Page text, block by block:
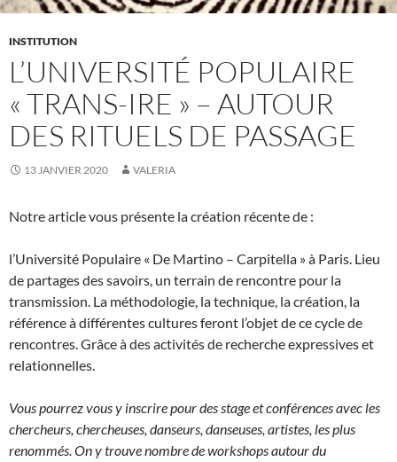
INSTITUTION
L’UNIVERSITÉ POPULAIRE
« TRANS-IRE » – AUTOUR
DES RITUELS DE PASSAGE
13 JANVIER 2020 VALERIA
Notre article vous présente la création récente de :
l’Université Populaire « De Martino – Carpitella » à Paris. Lieu
de partages des savoirs, un terrain de rencontre pour la
transmission. La méthodologie, la technique, la création, la
référence à différentes cultures feront l’objet de ce cycle de
rencontres. Grâce à des activités de recherche expressives et
relationnelles.
Vous pourrez vous y inscrire pour des stage et conférences avec les
chercheurs, chercheuses, danseurs, danseuses, artistes, les plus
renommés. On y trouve nombre de workshops autour du